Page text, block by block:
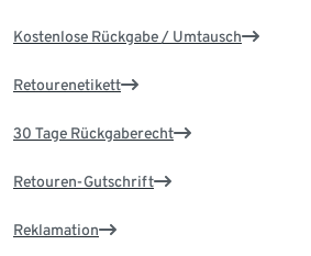
Kostenlose Rückgabe / Umtausch
Retourenetikett
30 Tage Rückgaberecht
Retouren-Gutschrift
Reklamation